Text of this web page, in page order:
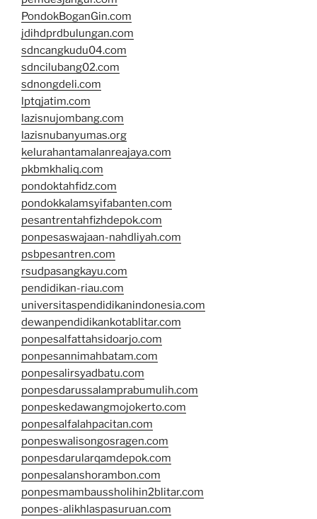
PondokBoganGin.com
jdihdprdbulungan.com
sdncangkudu04.com
sdncilubang02.com
sdnongdeli.com
lptqjatim.com
lazisnujombang.com
lazisnubanyumas.org
kelurahantamalanreajaya.com
pkbmkhaliq.com
pondoktahfidz.com
pondokkalamsyifabanten.com
pesantrentahfizhdepok.com
ponpesaswajaan-nahdliyah.com
psbpesantren.com
rsudpasangkayu.com
pendidikan-riau.com
universitaspendidikanindonesia.com
dewanpendidikankotablitar.com
ponpesalfattahsidoarjo.com
ponpesannimahbatam.com
ponpesalirsyadbatu.com
ponpesdarussalamprabumulih.com
ponpeskedawangmojokerto.com
ponpesalfalahpacitan.com
ponpeswalisongosragen.com
ponpesdarularqamdepok.com
ponpesalanshorambon.com
ponpesmambaussholihin2blitar.com
ponpes-alikhlaspasuruan.com